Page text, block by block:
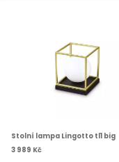
Stolní lampa Lingotto tl1 big
3 989 Kč